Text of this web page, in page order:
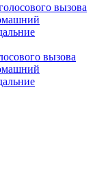
вызова